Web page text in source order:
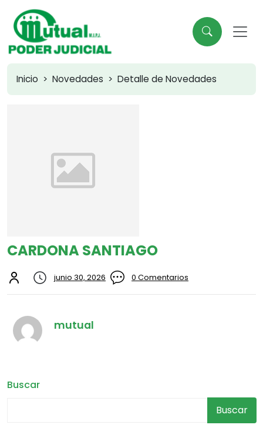
Buscar
Buscar
Inicio Novedades Detalle de Novedades
CARDONA SANTIAGO
junio 30, 2026 0 Comentarios
mutual